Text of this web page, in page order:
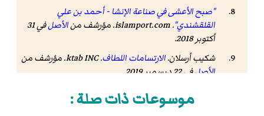
"صبح الأعشى في صناعة الإنشا - أحمد بن علي
القلقشندي".
islamport.com. مؤرشف منالأصل
في 31
أكتوبر 2018
.
شكيب أرسلان.الارتسامات اللطاف. ktab INC. مؤرشف من
الأصلفي 22 ديسمبر 2019.
الموسوعة الشاملة - سمط النجوم العوالي في أنباء
الأوائل والتوالي.- تصفح:نسخة محفوظة
موسوعات ذات صلة :